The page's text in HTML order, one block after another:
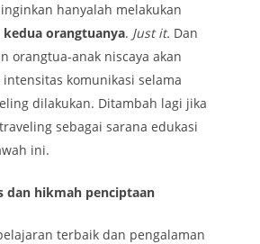
hanyalah melakukan
kedua orangtuanya. Just it. Dan
orangtua-anak niscaya akan
komunikasi selama
dilakukan. Ditambah lagi jika
sebagai sarana edukasi
ini.
dan hikmah penciptaan
terbaik dan pengalaman